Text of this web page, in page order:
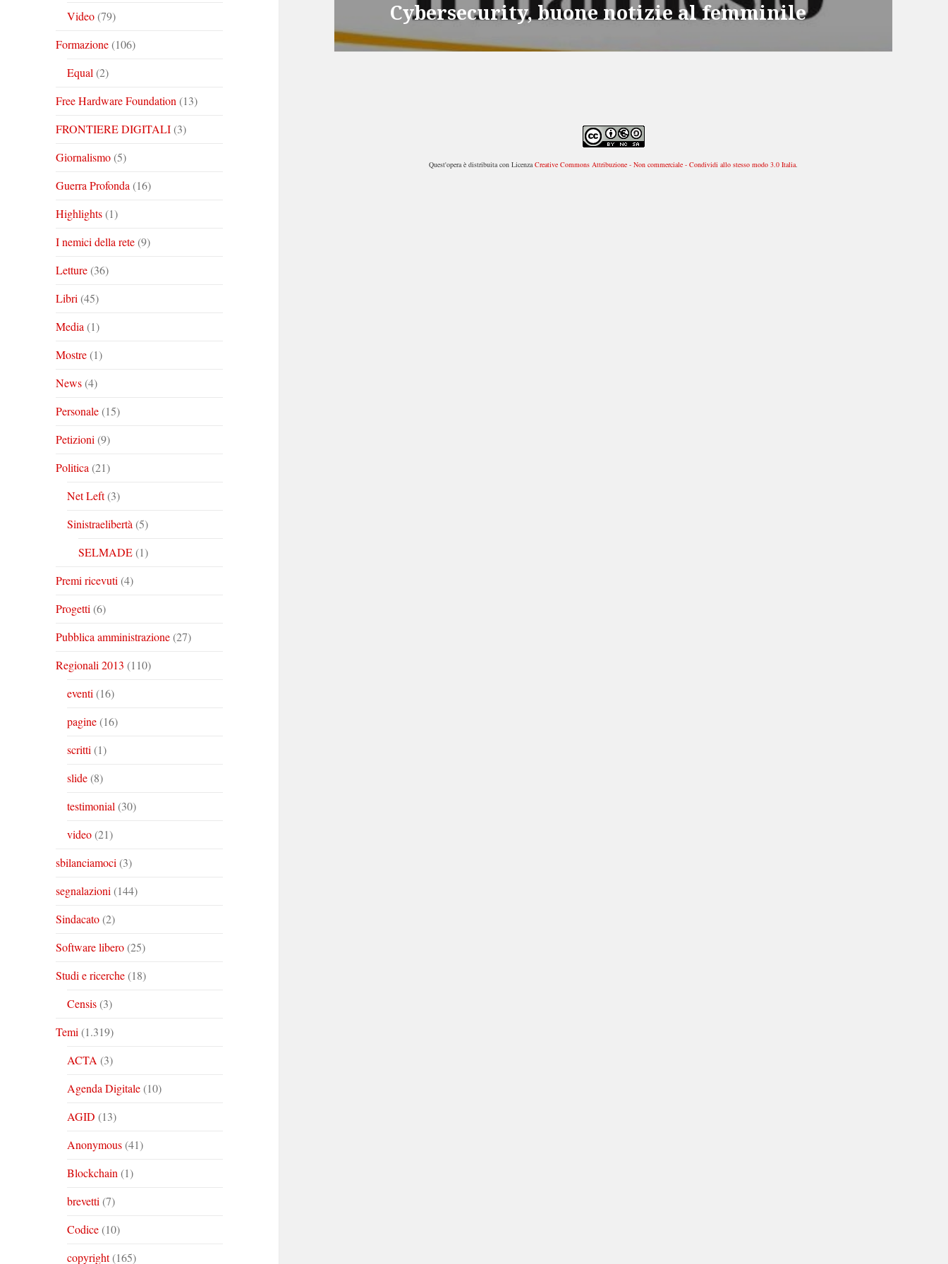
Video(79)
Formazione(106)
Equal (2)
Free Hardware Foundation (13)
FRONTIERE DIGITALI(3)
Giornalismo(5)
Guerra Profonda (16)
Highlights(1)
I nemici della rete(9)
Letture(36)
Libri (45)
Media (1)
Mostre(1)
News(4)
Personale(15)
Petizioni (9)
Politica (21)
Net Left(3)
Sinistraelibertà (5)
SELMADE(1)
Premi ricevuti (4)
Progetti (6)
Pubblica amministrazione(27)
Regionali 2013 (110)
eventi (16)
pagine(16)
scritti (1)
slide(8)
testimonial (30)
video(21)
sbilanciamoci (3)
segnalazioni (144)
Sindacato(2)
Software libero(25)
Studi e ricerche(18)
Censis(3)
Temi (1.319)
ACTA (3)
Agenda Digitale(10)
AGID (13)
Anonymous(41)
Blockchain (1)
brevetti (7)
Codice(10)
copyright(165)
Articolo
successivo:
Cybersecurity, buone notizie al femminile
Quest'opera è distribuita con LicenzaCreative Commons Attribuzione - Non commerciale - Condividi allo stesso modo 3.0 Italia.